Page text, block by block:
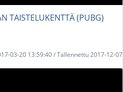
TAISTELUKENTTÄ (PUBG)
03-20 13:59:40 / Tallennettu 2017-12-07